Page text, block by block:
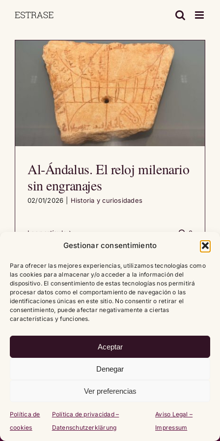
Gestionar consentimiento
Para ofrecer las mejores experiencias, utilizamos tecnologías como
las cookies para almacenar y/o acceder a la información del
dispositivo. El consentimiento de estas tecnologías nos permitirá
procesar datos como el comportamiento de navegación o las
identificaciones únicas en este sitio. No consentir o retirar el
consentimiento, puede afectar negativamente a ciertas
características y funciones.
Aceptar
Denegar
Ver preferencias
Política de
cookies
Política de privacidad –
Datenschutzerklärung
Aviso Legal –
Impressum
Al-Ándalus. El reloj milenario
sin engranajes
02/01/2026 Historia y curiosidades
Leer artículo 0
Copyright2026 |Política de cookies (UE) |Política de
privacidad – Datenschutzerklärung|Aviso Legal – Impressum